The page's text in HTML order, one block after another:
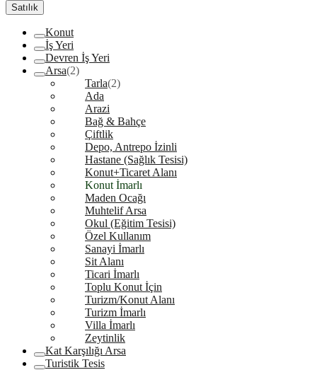
Satılık
Konut
İş Yeri
Devren İş Yeri
Arsa(2)
Tarla(2)
Ada
Arazi
Bağ & Bahçe
Çiftlik
Depo, Antrepo İzinli
Hastane (Sağlık Tesisi)
Konut+Ticaret Alanı
Konut İmarlı
Maden Ocağı
Muhtelif Arsa
Okul (Eğitim Tesisi)
Özel Kullanım
Sanayi İmarlı
Sit Alanı
Ticari İmarlı
Toplu Konut İçin
Turizm/Konut Alanı
Turizm İmarlı
Villa İmarlı
Zeytinlik
Kat Karşılığı Arsa
Turistik Tesis